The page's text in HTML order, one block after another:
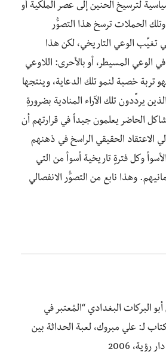
لترسيخ الحنين إلى عصر الملكية أو
وتلك الحملات ترسخ هذا التصوُّر
تغيِّب الوعي التاريخي، لكن هذا
الوعي المسيطر، أو بالأحرى: اللاوعي
تربة خصبة لنمو تلك الدعاية، وينتجها
يردِّدون تلك الآراء المنادية بضرورةِ
الحاضر يعلمون جيداً في قرارتهم أن
الاعتقاد الحقيقي الراسخ في ذهنهم
وكل فترةٍ تاريخية أسوأ من التي
وهذا نابع من التصوُّر الانفصالي
البركات البغدادي “المُعتبر في
لـ: علي مبروك، لعبة الحداثة بين
رؤية، 2006